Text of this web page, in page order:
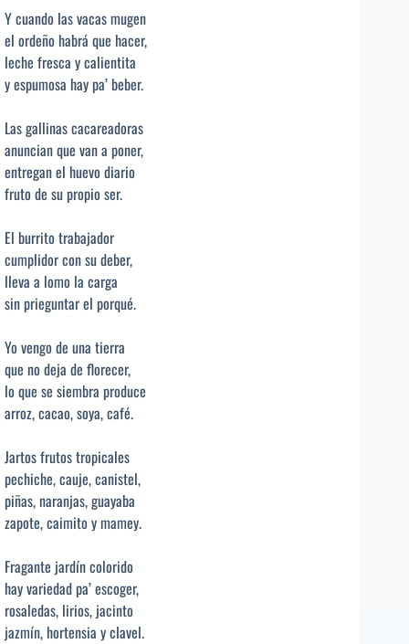
Y cuando las vacas mugen
el ordeño habrá que hacer,
leche fresca y calientita
y espumosa hay pa’ beber.
Las gallinas cacareadoras
anuncian que van a poner,
entregan el huevo diario
fruto de su propio ser.
El burrito trabajador
cumplidor con su deber,
lleva a lomo la carga
sin prieguntar el porqué.
Yo vengo de una tierra
que no deja de florecer,
lo que se siembra produce
arroz, cacao, soya, café.
Jartos frutos tropicales
pechiche, cauje, canistel,
piñas, naranjas, guayaba
zapote, caimito y mamey.
Fragante jardín colorido
hay variedad pa’ escoger,
rosaledas, lirios, jacinto
jazmín, hortensia y clavel.